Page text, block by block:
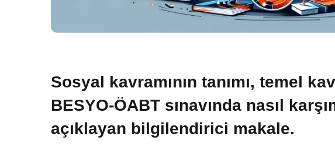
Sosyal kavramının tanımı, temel
BESYO-ÖABT sınavında nasıl
açıklayan bilgilendirici makale.